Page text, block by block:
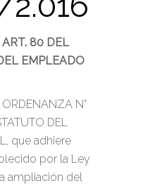
80 DEL
EMPLEADO
N°
DEL
que adhiere
por la Ley
ampliación del